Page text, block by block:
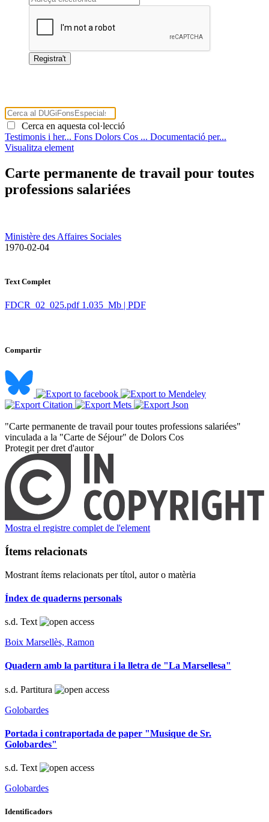
Cerca en aquesta col·lecció
Testimonis i her... Fons Dolors Cos ... Documentació per...
Visualitza element
Carte permanente de travail pour toutes
professions salariées
Ministère des Affaires Sociales
​ 1970-02-04
Text Complet
FDCR_02_025.pdf 1.035 Mb | PDF
Compartir
"Carte permanente de travail pour toutes professions salariées"
vinculada a la "Carte de Séjour" de Dolors Cos ​
Protegit per dret d'autor
Mostra el registre complet de l'element
Ítems relacionats
Mostrant ítems relacionats per títol, autor o matèria
Índex de quaderns personals
s.d. Text
Boix Marsellès, Ramon
Quadern amb la partitura i la lletra de "La Marsellesa"
s.d. Partitura
Golobardes
Portada i contraportada de paper "Musique de Sr.
Golobardes"
s.d. Text
Golobardes
Identificadors